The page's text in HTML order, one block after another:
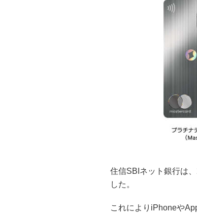
住信SBIネット銀行は
した。
これによりiPhoneや